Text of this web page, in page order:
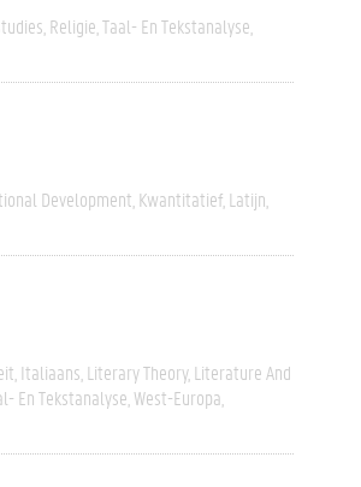
Religie Taal- En Tekstanalyse
Development Kwantitatief Latijn
Italiaans Literary Theory Literature And
En Tekstanalyse West-Europa